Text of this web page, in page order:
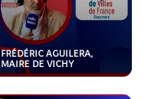
FRÉDÉRIC AGUILERA,
MAIRE DE VICHY